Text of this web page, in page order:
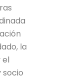
la
el